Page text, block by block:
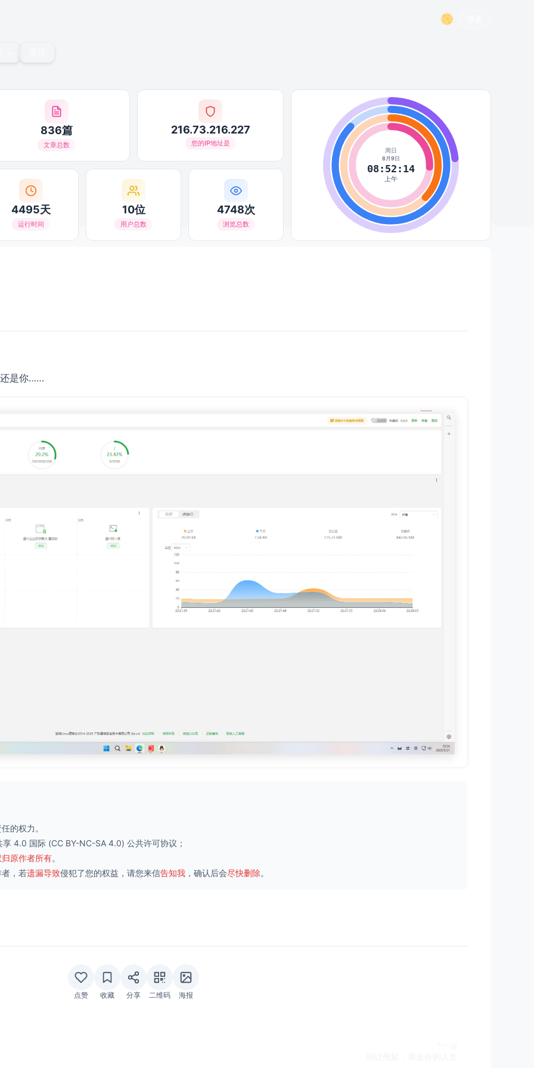
836篇
文章总数
216.73.216.227
您的IP地址是
4495天
运行时间
10位
用户总数
4748次
浏览总数
周日
8月9日
08:52:15
上午
还是你……
的权力。
享 4.0 国际 (CC BY-NC-SA 4.0) 公共许可协议；
原作者所有。
，若遗漏导致侵犯了您的权益，请您来信告知我 ，确认后会尽快删除。
点赞 收藏 分享 二维码 海报